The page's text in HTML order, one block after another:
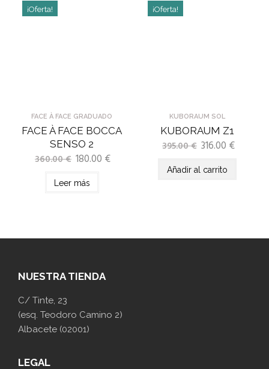
FACE À FACE GRADUADO
FACE À FACE BOCCA
SENSO 2
360.00€ 180.00 €
¡Oferta!
Leer más
KUBORAUM SOL
KUBORAUM Z1
395.00€ 316.00 €
¡Oferta!
Añadir al carrito
NUESTRA TIENDA
C/ Tinte, 23
(esq. Teodoro Camino 2)
Albacete (02001)
LEGAL